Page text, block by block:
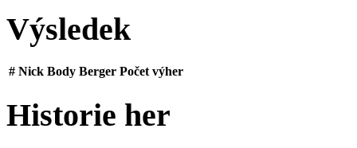
Výsledek
# Nick Body Berger Počet výher
Historie her